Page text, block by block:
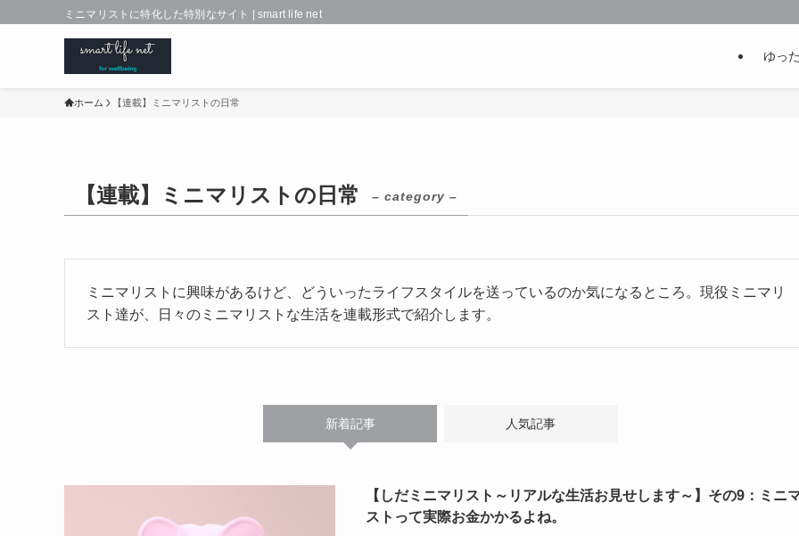
ミニマリストに特化した特別なサイト | smart life net
ゆっ
ホーム 【連載】ミニマリストの日常
【連載】ミニマリストの日常 – category –
ミニマリストに興味があるけど、どういったライフスタイルを送っているのか気になるところ。現役ミニマリ
スト達が、日々のミニマリストな生活を連載形式で紹介します。
新着記事 人気記事
【しだミニマリスト～リアルな生活お見せします～】その9：ミニ
ストって実際お金かかるよね。